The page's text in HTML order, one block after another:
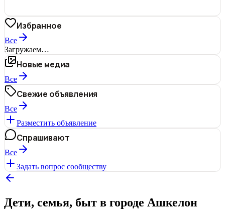
Избранное
Все
Загружаем…
Новые медиа
Все
Свежие объявления
Все
Разместить объявление
Спрашивают
Все
Задать вопрос сообществу
Дети, семья, быт в городе Ашкелон